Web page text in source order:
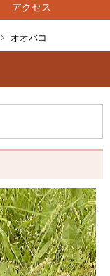
アクセス
オオバコ